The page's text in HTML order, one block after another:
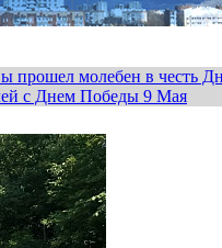
прошел молебен в честь
с Днем Победы 9 Мая